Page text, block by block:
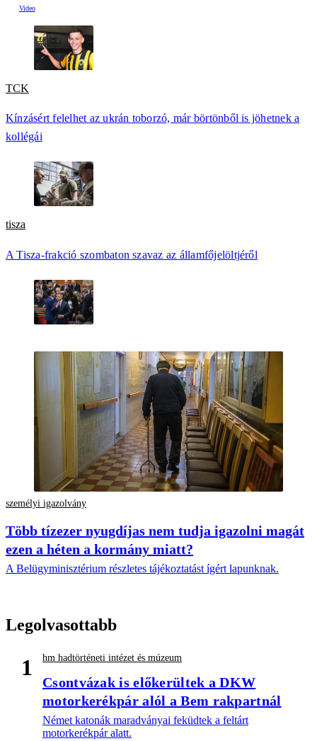
TCK
Kínzásért felelhet az ukrán toborzó, már börtönből is jöhetnek a
kollégái
tisza
A Tisza-frakció szombaton szavaz az államfőjelöltjéről
személyi igazolvány
Több tízezer nyugdíjas nem tudja igazolni magát
ezen a héten a kormány miatt?
A Belügyminisztérium részletes tájékoztatást ígért lapunknak.
Legolvasottabb
1 hm hadtörténeti intézet és múzeum
Csontvázak is előkerültek a DKW
motorkerékpár alól a Bem rakpartnál
Német katonák maradványai feküdtek a feltárt
motorkerékpár alatt.